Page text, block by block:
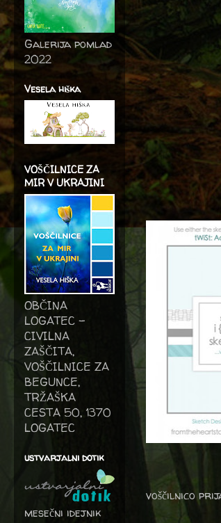
voščilnico
Galerija pomlad
2022
Vesela hiška
VOŠČILNICE ZA
MIR V UKRAJINI
OBČINA
LOGATEC -
CIVILNA
ZAŠČITA,
VOŠČILNICE ZA
BEGUNCE,
TRŽAŠKA
CESTA 50, 1370
LOGATEC
ustvarjalni dotik
mesečni idejnik